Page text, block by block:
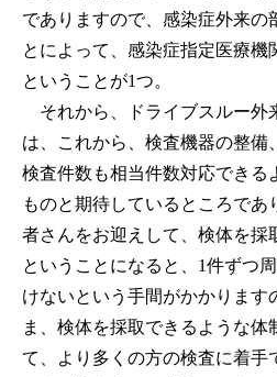
でありますので、感染症外来の
とによって、感染症指定医療機
ということが1つ。
それから、ドライブスルー外
は、これから、検査機器の整備
検査件数も相当件数対応できる
ものと期待しているところであ
者さんをお迎えして、検体を採
ということになると、1件ずつ
けないという手間がかかります
ま、検体を採取できるような体
て、より多くの方の検査に着手